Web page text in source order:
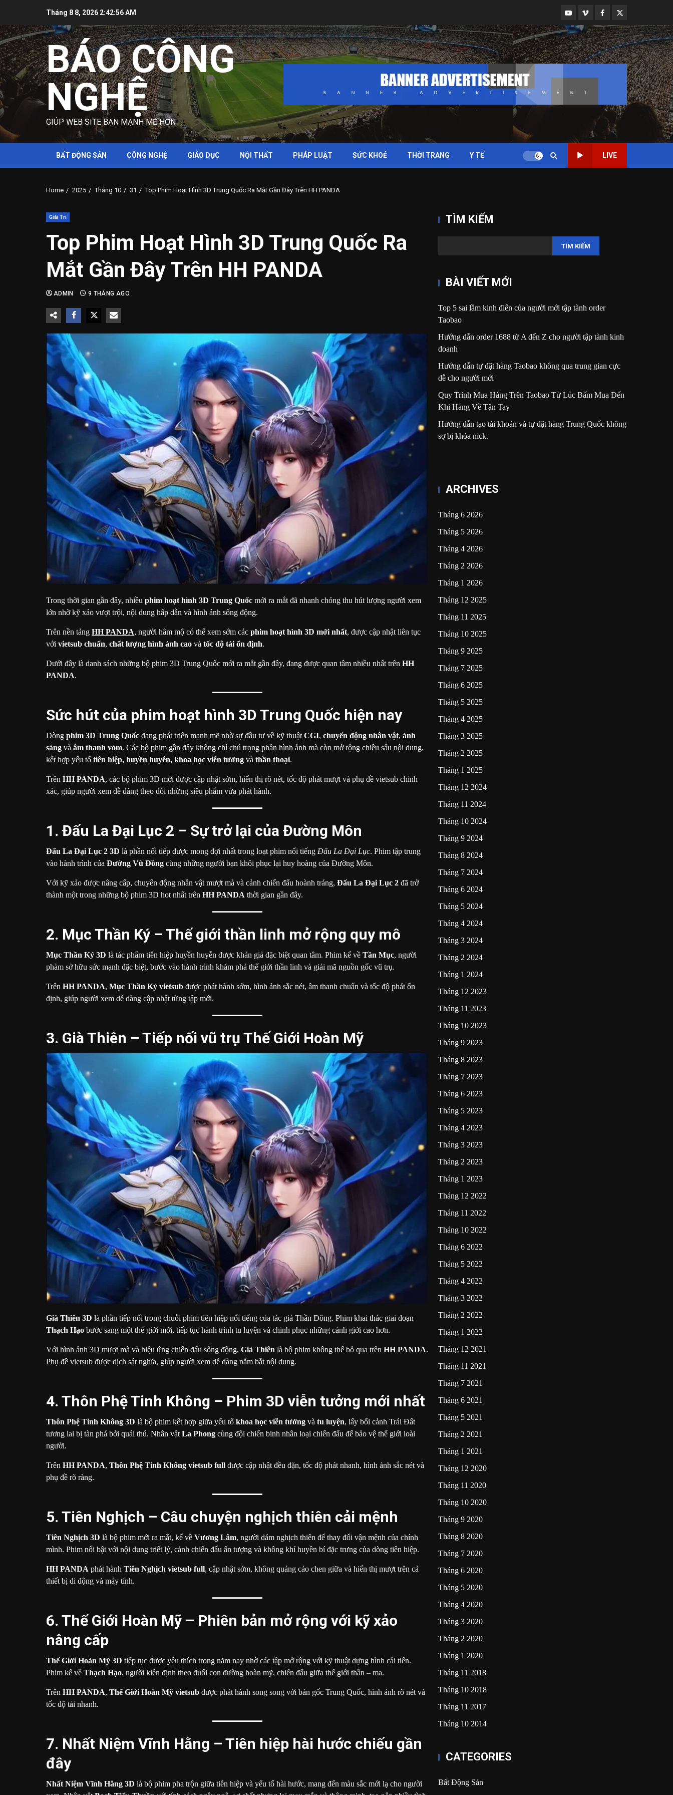
content
Tháng 8 8, 2026 2:42:57 AM YoutubeVimeoFacebook
Twitter
BÁO CÔNG
NGHỆ
GIÚP WEB SITE BẠN MẠNH MẼ HƠN
BẤT ĐỘNG SẢN CÔNG NGHỆ GIÁO DỤC NỘI THẤT PHÁP LUẬT SỨC KHOẺ THỜI TRANG Y TẾ LIVE
Home 2025 Tháng 10 31 Top Phim Hoạt Hình 3D Trung Quốc Ra Mắt Gần Đây Trên HH PANDA
Giải Trí
Top Phim Hoạt Hình 3D Trung Quốc Ra
Mắt Gần Đây Trên HH PANDA
ADMIN 9 THÁNG AGO
Trong thời gian gần đây, nhiều phim hoạt hình 3D Trung Quốc mới ra mắt đã nhanh chóng thu hút lượng người xem
lớn nhờ kỹ xảo vượt trội, nội dung hấp dẫn và hình ảnh sống động.
Trên nền tảng HH PANDA, người hâm mộ có thể xem sớm các phim hoạt hình 3D mới nhất, được cập nhật liên tục
với vietsub chuẩn, chất lượng hình ảnh cao và tốc độ tải ổn định.
Dưới đây là danh sách những bộ phim 3D Trung Quốc mới ra mắt gần đây, đang được quan tâm nhiều nhất trên HH
PANDA.
Sức hút của phim hoạt hình 3D Trung Quốc hiện nay
Dòng phim 3D Trung Quốc đang phát triển mạnh mẽ nhờ sự đầu tư về kỹ thuật CGI, chuyển động nhân vật, ánh
sáng và âm thanh vòm. Các bộ phim gần đây không chỉ chú trọng phần hình ảnh mà còn mở rộng chiều sâu nội dung,
kết hợp yếu tố tiên hiệp, huyền huyễn, khoa học viễn tưởng và thần thoại.
Trên HH PANDA, các bộ phim 3D mới được cập nhật sớm, hiển thị rõ nét, tốc độ phát mượt và phụ đề vietsub chính
xác, giúp người xem dễ dàng theo dõi những siêu phẩm vừa phát hành.
1. Đấu La Đại Lục 2 – Sự trở lại của Đường Môn
Đấu La Đại Lục 2 3D là phần nối tiếp được mong đợi nhất trong loạt phim nổi tiếng Đấu La Đại Lục. Phim tập trung
vào hành trình của Đường Vũ Đồng cùng những người bạn khôi phục lại huy hoàng của Đường Môn.
Với kỹ xảo được nâng cấp, chuyển động nhân vật mượt mà và cảnh chiến đấu hoành tráng, Đấu La Đại Lục 2 đã trở
thành một trong những bộ phim 3D hot nhất trên HH PANDA thời gian gần đây.
2. Mục Thần Ký – Thế giới thần linh mở rộng quy mô
Mục Thần Ký 3D là tác phẩm tiên hiệp huyền huyễn được khán giả đặc biệt quan tâm. Phim kể về Tần Mục, người
phàm sở hữu sức mạnh đặc biệt, bước vào hành trình khám phá thế giới thần linh và giải mã nguồn gốc vũ trụ.
Trên HH PANDA, Mục Thần Ký vietsub được phát hành sớm, hình ảnh sắc nét, âm thanh chuẩn và tốc độ phát ổn
định, giúp người xem dễ dàng cập nhật từng tập mới.
3. Già Thiên – Tiếp nối vũ trụ Thế Giới Hoàn Mỹ
Già Thiên 3D là phần tiếp nối trong chuỗi phim tiên hiệp nổi tiếng của tác giả Thần Đông. Phim khai thác giai đoạn
Thạch Hạo bước sang một thế giới mới, tiếp tục hành trình tu luyện và chinh phục những cảnh giới cao hơn.
Với hình ảnh 3D mượt mà và hiệu ứng chiến đấu sống động, Già Thiên là bộ phim không thể bỏ qua trên HH PANDA.
Phụ đề vietsub được dịch sát nghĩa, giúp người xem dễ dàng nắm bắt nội dung.
4. Thôn Phệ Tinh Không – Phim 3D viễn tưởng mới nhất
Thôn Phệ Tinh Không 3D là bộ phim kết hợp giữa yếu tố khoa học viễn tưởng và tu luyện, lấy bối cảnh Trái Đất
tương lai bị tàn phá bởi quái thú. Nhân vậtLa Phong cùng đội chiến binh nhân loại chiến đấu để bảo vệ thế giới loài
người.
Trên HH PANDA, Thôn Phệ Tinh Không vietsub full được cập nhật đều đặn, tốc độ phát nhanh, hình ảnh sắc nét và
phụ đề rõ ràng.
5. Tiên Nghịch – Câu chuyện nghịch thiên cải mệnh
Tiên Nghịch 3D là bộ phim mới ra mắt, kể về Vương Lâm, người dám nghịch thiên để thay đổi vận mệnh của chính
mình. Phim nổi bật với nội dung triết lý, cảnh chiến đấu ấn tượng và không khí huyền bí đặc trưng của dòng tiên hiệp.
HH PANDA phát hành Tiên Nghịch vietsub full, cập nhật sớm, không quảng cáo chen giữa và hiển thị mượt trên cả
thiết bị di động và máy tính.
6. Thế Giới Hoàn Mỹ – Phiên bản mở rộng với kỹ xảo
nâng cấp
Thế Giới Hoàn Mỹ 3D tiếp tục được yêu thích trong năm nay nhờ các tập mở rộng với kỹ thuật dựng hình cải tiến.
Phim kể về Thạch Hạo, người kiên định theo đuổi con đường hoàn mỹ, chiến đấu giữa thế giới thần – ma.
Trên HH PANDA, Thế Giới Hoàn Mỹ vietsub được phát hành song song với bản gốc Trung Quốc, hình ảnh rõ nét và
tốc độ tải nhanh.
7. Nhất Niệm Vĩnh Hằng – Tiên hiệp hài hước chiếu gần
đây
Nhất Niệm Vĩnh Hằng 3D là bộ phim pha trộn giữa tiên hiệp và yếu tố hài hước, mang đến màu sắc mới lạ cho người
TÌM KIẾM
TÌM KIẾM
BÀI VIẾT MỚI
Top 5 sai lầm kinh điển của người mới tập tành order
Taobao
Hướng dẫn order 1688 từ A đến Z cho người tập tành kinh
doanh
Hướng dẫn tự đặt hàng Taobao không qua trung gian cực
dễ cho người mới
Quy Trình Mua Hàng Trên Taobao Từ Lúc Bấm Mua Đến
Khi Hàng Về Tận Tay
Hướng dẫn tạo tài khoản và tự đặt hàng Trung Quốc không
sợ bị khóa nick.
ARCHIVES
Tháng 6 2026
Tháng 5 2026
Tháng 4 2026
Tháng 2 2026
Tháng 1 2026
Tháng 12 2025
Tháng 11 2025
Tháng 10 2025
Tháng 9 2025
Tháng 7 2025
Tháng 6 2025
Tháng 5 2025
Tháng 4 2025
Tháng 3 2025
Tháng 2 2025
Tháng 1 2025
Tháng 12 2024
Tháng 11 2024
Tháng 10 2024
Tháng 9 2024
Tháng 8 2024
Tháng 7 2024
Tháng 6 2024
Tháng 5 2024
Tháng 4 2024
Tháng 3 2024
Tháng 2 2024
Tháng 1 2024
Tháng 12 2023
Tháng 11 2023
Tháng 10 2023
Tháng 9 2023
Tháng 8 2023
Tháng 7 2023
Tháng 6 2023
Tháng 5 2023
Tháng 4 2023
Tháng 3 2023
Tháng 2 2023
Tháng 1 2023
Tháng 12 2022
Tháng 11 2022
Tháng 10 2022
Tháng 6 2022
Tháng 5 2022
Tháng 4 2022
Tháng 3 2022
Tháng 2 2022
Tháng 1 2022
Tháng 12 2021
Tháng 11 2021
Tháng 7 2021
Tháng 6 2021
Tháng 5 2021
Tháng 2 2021
Tháng 1 2021
Tháng 12 2020
Tháng 11 2020
Tháng 10 2020
Tháng 9 2020
Tháng 8 2020
Tháng 7 2020
Tháng 6 2020
Tháng 5 2020
Tháng 4 2020
Tháng 3 2020
Tháng 2 2020
Tháng 1 2020
Tháng 11 2018
Tháng 10 2018
Tháng 11 2017
Tháng 10 2014
CATEGORIES
Bất Động Sản